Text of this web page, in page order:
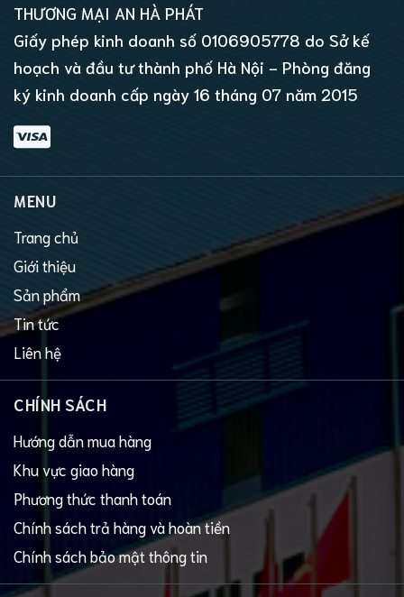
THƯƠNG MẠI AN HÀ PHÁT
Giấy phép kinh doanh số 0106905778 do Sở kế
hoạch và đầu tư thành phố Hà Nội - Phòng đăng
ký kinh doanh cấp ngày 16 tháng 07 năm 2015
MENU
Trang chủ
Giới thiệu
Sản phẩm
Tin tức
Liên hệ
CHÍNH SÁCH
Hướng dẫn mua hàng
Khu vực giao hàng
Phương thức thanh toán
Chính sách trả hàng và hoàn tiền
Chính sách bảo mật thông tin